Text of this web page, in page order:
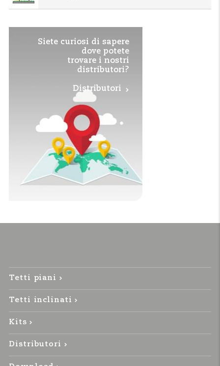
Siete curiosi di sapere
dove potete
trovare i nostri
distributori?
Distributori
Tetti piani
Tetti inclinati
Kits
Distributori